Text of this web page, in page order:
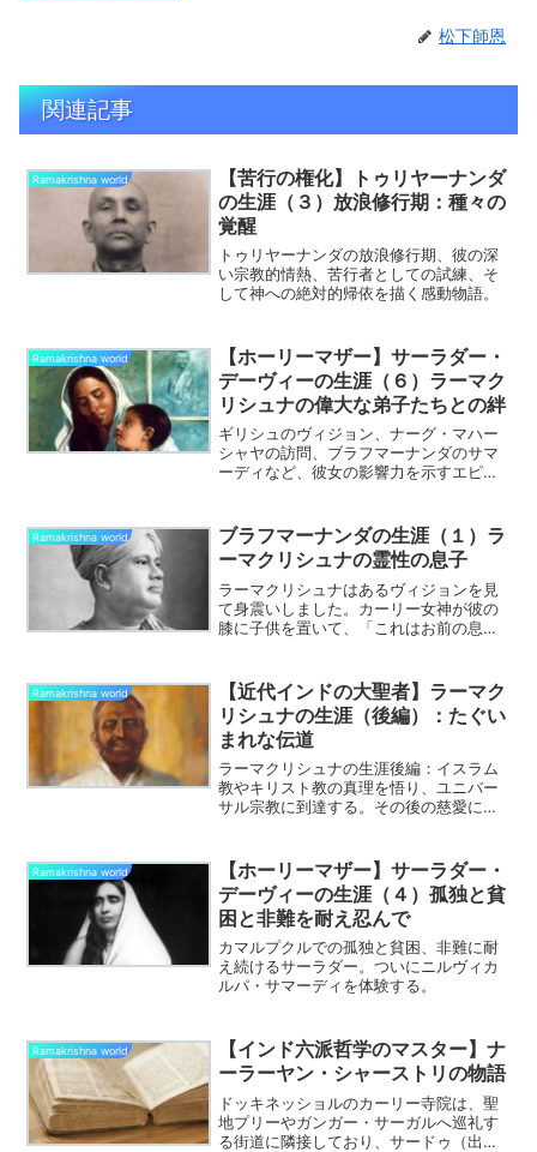
松下師恩
関連記事
Ramakrishna world
【苦行の権化】トゥリヤーナンダ
の生涯（３）放浪修行期：種々の
覚醒
トゥリヤーナンダの放浪修行期、彼の深
い宗教的情熱、苦行者としての試練、そ
して神への絶対的帰依を描く感動物語。
Ramakrishna world
【ホーリーマザー】サーラダー・
デーヴィーの生涯（６）ラーマク
リシュナの偉大な弟子たちとの絆
ギリシュのヴィジョン、ナーグ・マハー
シャヤの訪問、ブラフマーナンダのサマ
ーディなど、彼女の影響力を示すエピソ
Ramakrishna world
ブラフマーナンダの生涯（１）ラ
ーマクリシュナの霊性の息子
ラーマクリシュナはあるヴィジョンを見
て身震いしました。カーリー女神が彼の
膝に子供を置いて、「これはお前の息子
放棄したわたしが子供を授かるなん
て！ ありえない！」と狼狽ろ...
Ramakrishna world
【近代インドの大聖者】ラーマク
リシュナの生涯（後編）：たぐい
まれな伝道
ラーマクリシュナの生涯後編：イスラム
教やキリスト教の真理を悟り、ユニバー
サル宗教に到達する。その後の慈愛にあ
Ramakrishna world
【ホーリーマザー】サーラダー・
デーヴィーの生涯（４）孤独と貧
困と非難を耐え忍んで
カマルプクルでの孤独と貧困、非難に耐
え続けるサーラダー。ついにニルヴィカ
ルパ・サマーディを体験する。
Ramakrishna world
【インド六派哲学のマスター】ナ
ーラーヤン・シャーストリの物語
ドッキネッショルのカーリー寺院は、聖
地プリーやガンガー・サーガルへ巡礼す
る街道に隣接しており、サードゥ（出家